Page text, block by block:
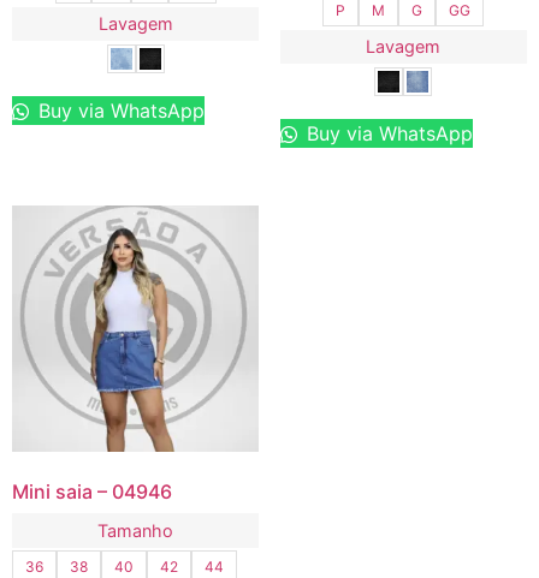
Lavagem
Buy via WhatsApp
P M G GG
Lavagem
Buy via WhatsApp
Mini saia – 04946
Tamanho
36 38 40 42
44